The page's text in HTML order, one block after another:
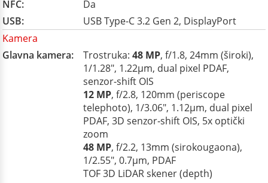
NFC:
Da
USB:
USB Type-C 3.2 Gen 2, DisplayPort
Kamera
Glavna kamera:
Trostruka: 48 MP, f/1.8, 24mm (široki),
1/1.28", 1.22µm, dual pixel PDAF,
senzor-shift OIS
12 MP, f/2.8, 120mm (periscope
telephoto), 1/3.06", 1.12µm, dual pixel
PDAF, 3D senzor‑shift OIS, 5x optički
zoom
48 MP, f/2.2, 13mm (sirokougaona),
1/2.55", 0.7µm, PDAF
TOF 3D LiDAR skener (depth)